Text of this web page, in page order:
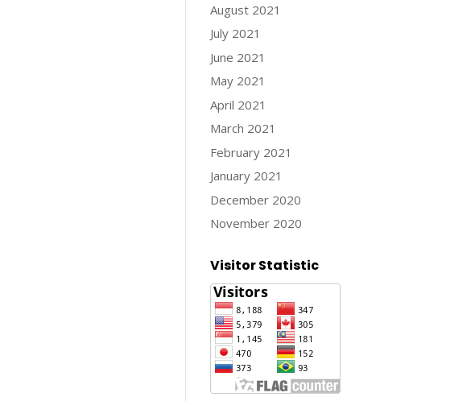
August 2021
July 2021
June 2021
May 2021
April 2021
March 2021
February 2021
January 2021
December 2020
November 2020
Visitor Statistic